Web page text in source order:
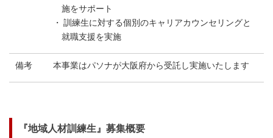
施をサポート
・ 訓練生に対する個別のキャリアカウンセリングと
就職支援を実施
備考 本事業はパソナが大阪府から受託し実施いたします
『地域人材訓練生』募集概要